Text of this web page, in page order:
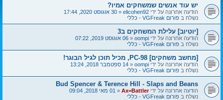
יש עוד אנשים שמשחקים אמיו?
הודעה אחרונה על ידי elicohen92
«30 אוגוסט 2020, 17:44
נשלח בפורום VGFreak - כללי
[יוטיוב] עלילת המשחקים ב3
הודעה אחרונה על ידי oompi
«06 אוגוסט 2019, 07:22
נשלח בפורום VGFreak - כללי
[מחשב משחקים] PC-98, מכיל תוכן לגיל הבוגר!
הודעה אחרונה על ידי oompi
«14 ספטמבר 2018, 13:24
נשלח בפורום VGFreak - כללי
Bud Spencer & Terence Hill - Slaps and Beans
הודעה אחרונה על ידי Ax=Battler
«01 מאי 2018, 09:04
נשלח בפורום VGFreak - כללי